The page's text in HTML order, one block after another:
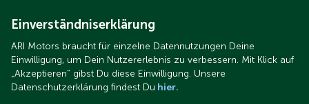
Einverständniserklärung
ARI Motors braucht für einzelne Datennutzungen Deine
Einwilligung, um Dein Nutzererlebnis zu verbessern. Mit Klick auf
„Akzeptieren“ gibst Du diese Einwilligung. Unsere
Datenschutzerklärung findest Du hier.